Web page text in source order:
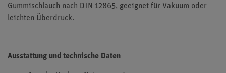
Gummischlauch nach DIN 12865, geeignet für Vakuum oder
leichten Überdruck.
Ausstattung und technische Daten